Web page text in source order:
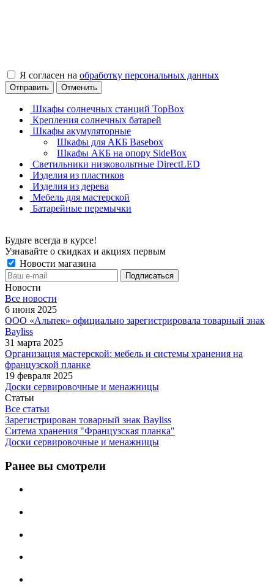
Я согласен на обработку персональных данных
Отправить Отменить
Шкафы солнечных станций TopBox
Крепления солнечных батарей
Шкафы акумуляторные
Шкафы для АКБ Basebox
Шкафы АКБ на опору SideBox
Светильники низковольтные DirectLED
Изделия из пластиков
Изделия из дерева
Мебель для мастерской
Батарейные перемычки
Будьте всегда в курсе!
Узнавайте о скидках и акциях первым
Новости магазина
Новости
Все новости
6 июня 2025
ООО «Альпек» официально зарегистрировала товарный знак
Bayliss
31 марта 2025
Организация мастерской: мебель и системы хранения на
французской планке
19 февраля 2025
Доски сервировочные и менажницы
Статьи
Все статьи
Зарегистрирован товарный знак Bayliss
Ситема хранения "Французская планка"
Доски сервировочные и менажницы
Ранее вы смотрели